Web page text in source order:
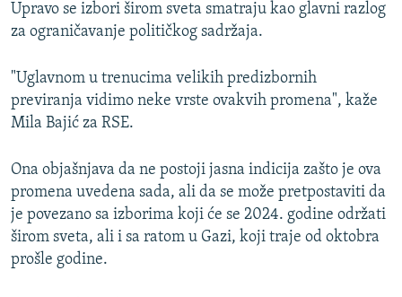
Upravo se izbori širom sveta smatraju kao glavni razlog
za ograničavanje političkog sadržaja.
"Uglavnom u trenucima velikih predizbornih
previranja vidimo neke vrste ovakvih promena", kaže
Mila Bajić za RSE.
Ona objašnjava da ne postoji jasna indicija zašto je ova
promena uvedena sada, ali da se može pretpostaviti da
je povezano sa izborima koji će se 2024. godine održati
širom sveta, ali i sa ratom u Gazi, koji traje od oktobra
prošle godine.